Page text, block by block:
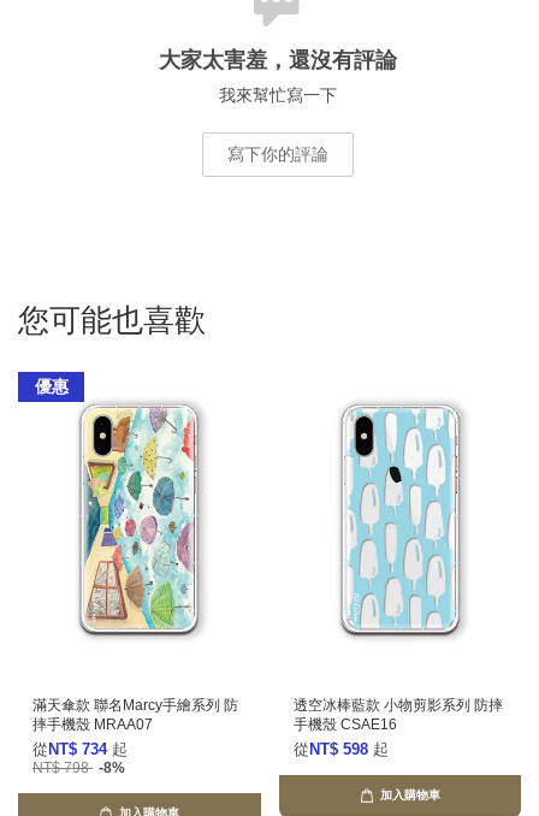
大家太害羞，還沒有評論
我來幫忙寫一下
寫下你的評論
您可能也喜歡
優惠
滿天傘款 聯名Marcy手繪系列 防
摔手機殼 MRAA07
從 NT$ 734 起
NT$ 798 -8%
透空冰棒藍款 小物剪影系列 防摔
手機殼 CSAE16
從 NT$ 598 起
加入購物車